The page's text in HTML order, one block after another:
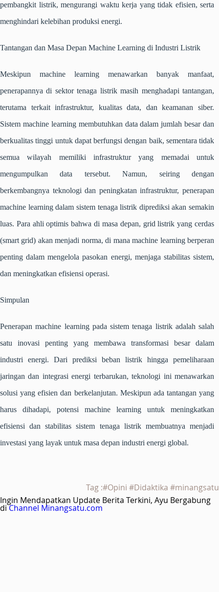
pembangkit listrik, mengurangi waktu kerja yang tidak efisien, serta
menghindari kelebihan produksi energi.
Tantangan dan Masa Depan Machine Learning di Industri Listrik
Meskipun machine learning menawarkan banyak manfaat,
penerapannya di sektor tenaga listrik masih menghadapi tantangan,
terutama terkait infrastruktur, kualitas data, dan keamanan siber.
Sistem machine learningmembutuhkan data dalam jumlah besar dan
berkualitas tinggi untuk dapat berfungsi dengan baik, sementara tidak
semua wilayah memiliki infrastruktur yang memadai untuk
mengumpulkan data tersebut. Namun, seiring dengan
berkembangnya teknologi dan peningkatan infrastruktur, penerapan
machine learningdalam sistem tenaga listrik diprediksi akan semakin
luas. Para ahli optimis bahwa di masa depan, grid listrik yang cerdas
(smart grid) akan menjadi norma, di manamachine learningberperan
penting dalam mengelola pasokan energi, menjaga stabilitas sistem,
dan meningkatkan efisiensi operasi.
Simpulan
Penerapanmachine learningpada sistem tenaga listrik adalah salah
satu inovasi penting yang membawa transformasi besar dalam
industri energi. Dari prediksi beban listrik hingga pemeliharaan
jaringan dan integrasi energi terbarukan, teknologi ini menawarkan
solusi yang efisien dan berkelanjutan. Meskipun ada tantangan yang
harus dihadapi, potensi machine learning untuk meningkatkan
efisiensi dan stabilitas sistem tenaga listrik membuatnya menjadi
investasi yang layak untuk masa depan industri energi global.
Tag :#Opini #Didaktika #minangsatu
Ingin Mendapatkan Update Berita Terkini, Ayu Bergabung
diChannel Minangsatu.com